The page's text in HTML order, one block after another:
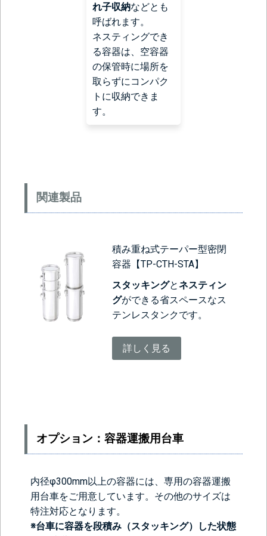
れ子収納などとも
呼ばれます。
ネスティングでき
る容器は、空容器
の保管時に場所を
取らずにコンパク
トに収納できま
す。
関連製品
積み重ね式テーパー型密閉
容器【TP-CTH-STA】
スタッキングとネスティン
グができる省スペースなス
テンレスタンクです。
詳しく見る
オプション：容器運搬用台車
内径φ300mm以上の容器には、専用の容器運搬
用台車をご用意しています。その他のサイズは
特注対応となります。
※台車に容器を段積み（スタッキング）した状態